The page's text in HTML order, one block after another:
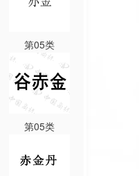
第05类
第05类